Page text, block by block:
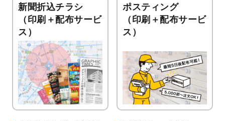
新聞折込チラシ
（印刷＋配布サービ
ス）
ポスティング
（印刷＋配布サービ
ス）